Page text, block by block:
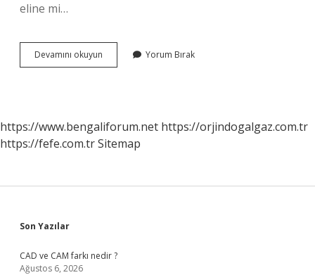
eline mi…
Devamını okuyun
Ne
Yorum Bırak
https://www.bengaliforum.net https://orjindogalgaz.com.tr
https://fefe.com.trSitemap
Sidebar
Son Yazılar
CAD ve CAM farkı nedir ?
Ağustos 6, 2026